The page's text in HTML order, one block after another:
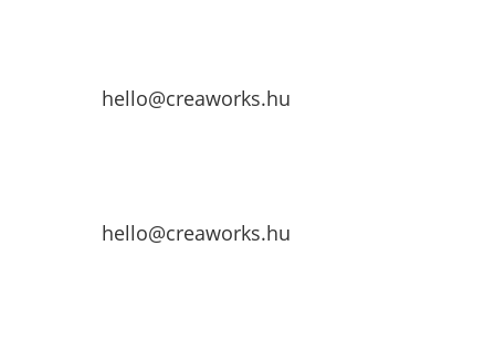
hello@creaworks.hu
hello@creaworks.hu